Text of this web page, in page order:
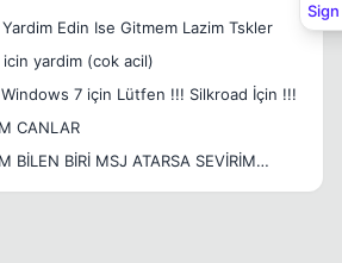
Edin Ise Gitmem Lazim Tskler
yardim (cok acil)
Windows 7 için Lütfen !!! Silkroad İçin !!!
CANLAR
BİLEN BİRİ MSJ ATARSA SEVİRİM